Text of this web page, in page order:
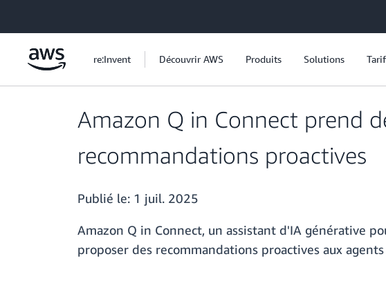
re:Invent Découvrir AWS Produits Solutions
Amazon Q in Connect prend
recommandations proactives
Publié le: 1 juil. 2025
Amazon Q in Connect, un assistant d'IA générative
proposer des recommandations proactives aux